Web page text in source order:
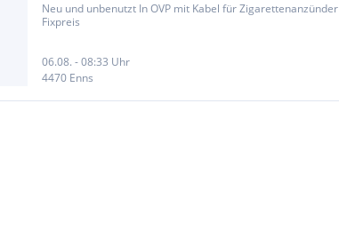
Neu und unbenutzt In OVP mit Kabel für Zigarettenanzünder
Fixpreis
06.08. - 08:33 Uhr
4470 Enns